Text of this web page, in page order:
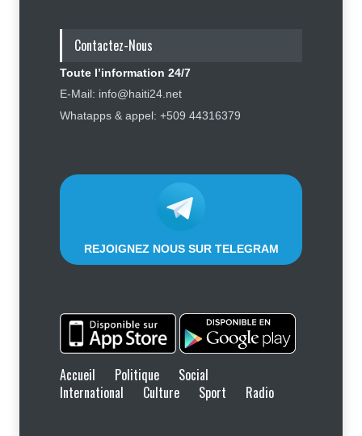
Un passager évacué par la police
après avoir critiqué les services
Contactez-Nous
Toute l’information 24/7
E-Mail: info@haiti24.net
Whatapps & appel: +509 44316379
REJOIGNEZ NOUS SUR TELEGRAM
Accueil Politique
Social
International
Culture Sport Radio